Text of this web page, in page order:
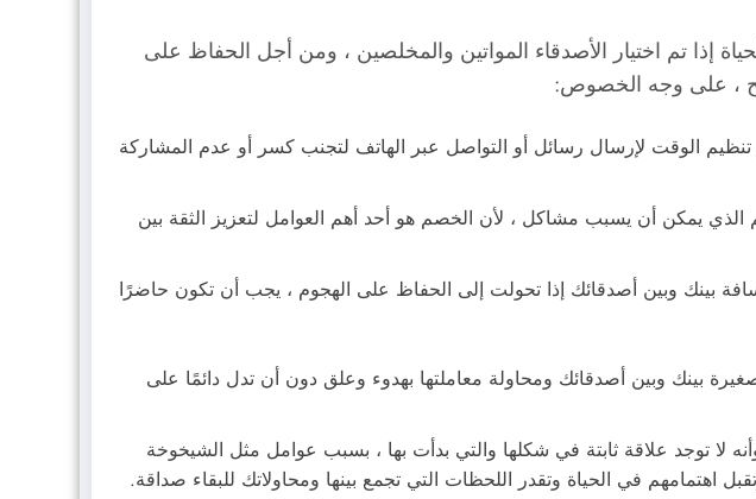
تم اختيار الأصدقاء المواتين والمخلصين ، ومن أجل الحفاظ على
، على وجه الخصوص:
الوقت لإرسال رسائل أو التواصل عبر الهاتف لتجنب كسر أو عدم المشاركة
يمكن أن يسبب مشاكل ، لأن الخصم هو أحد أهم العوامل لتعزيز الثقة بين
بينك وبين أصدقائك إذا تحولت إلى الحفاظ على الهجوم ، يجب أن تكون حاضرًا
بينك وبين أصدقائك ومحاولة معاملتها بهدوء وعلق دون أن تدل دائمًا على
لا توجد علاقة ثابتة في شكلها والتي بدأت بها ، بسبب عوامل مثل الشيخوخة
اهتمامهم في الحياة وتقدر اللحظات التي تجمع بينها ومحاولاتك للبقاء صداقة.